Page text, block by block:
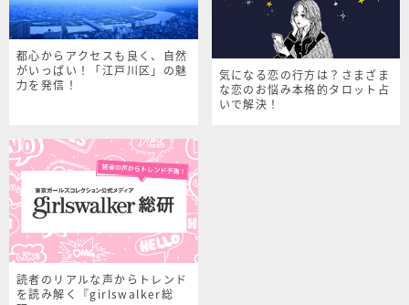
都心からアクセスも良く、自然
がいっぱい！「江戸川区」の魅
力を発信！
気になる恋の行方は？さまざま
な恋のお悩み本格的タロット占
いで解決！
読者のリアルな声からトレンド
を読み解く『girlswalker総